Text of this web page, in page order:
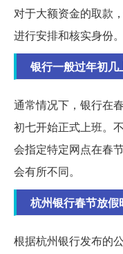
对于大额资金的取款
进行安排和核实身份。
银行一般过年初几
通常情况下，银行在
初七开始正式上班。
会指定特定网点在春
会有所不同。
杭州银行春节放
根据杭州银行发布的